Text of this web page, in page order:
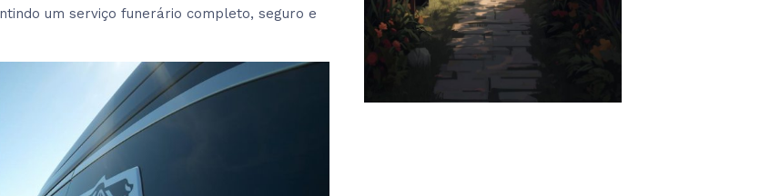
um serviço funerário completo, seguro e